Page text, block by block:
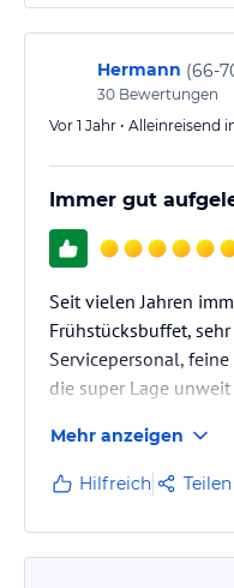
Hermann (66-
30 Bewertungen
Vor 1 Jahr • Alleinreisend
Immer gut
Seit vielen Jahren
Frühstücksbuffet,
Servicepersonal,
die super Lage
Mehr anzeigen
Hilfreich Teilen